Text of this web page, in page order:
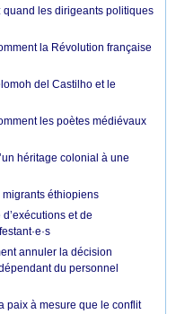
quand les dirigeants politiques
la Révolution française
del Castilho et le
les poètes médiévaux
héritage colonial à une
éthiopiens
et de
annuler la décision
du personnel
paix à mesure que le conflit